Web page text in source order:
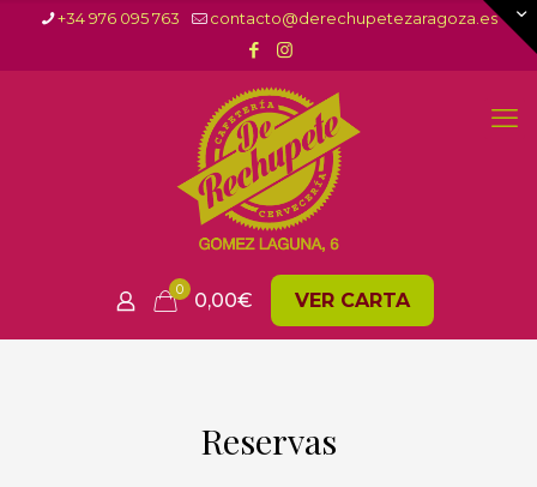
+34 976 095 763 contacto@derechupetezaragoza.es
0 0,00€ VER CARTA
Reservas